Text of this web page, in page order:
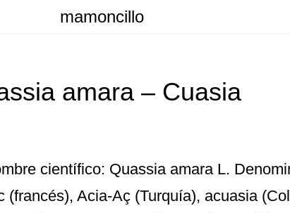
mamoncillo
amara – Cuasia
científico: Quassia amara L.
(francés), Acia-Aç (Turquía), acuasia